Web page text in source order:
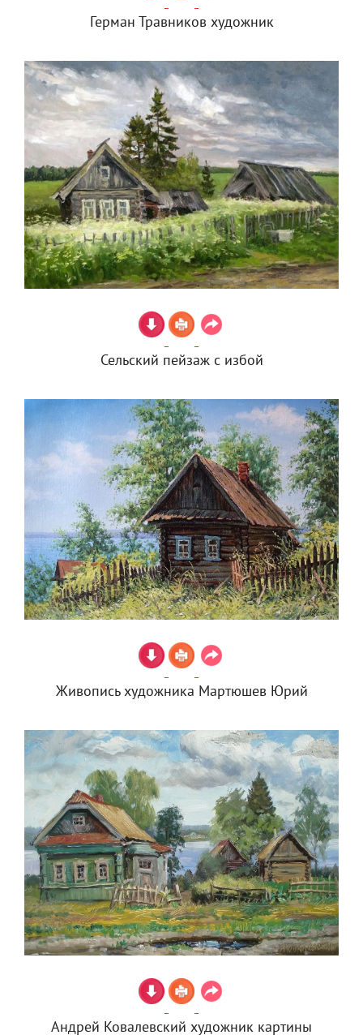
Герман Травников художник
Сельский пейзаж с избой
Живопись художника Мартюшев Юрий
Андрей Ковалевский художник картины